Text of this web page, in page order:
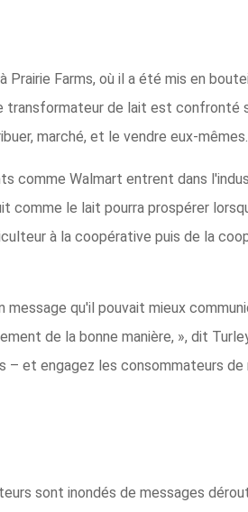
Prairie Farms, où il a été mis en
de lait est confronté
marché, et le vendre eux-
comme Walmart entrent dans
comme le lait pourra prospérer
à la coopérative puis de la
qu'il pouvait mieux
de la bonne manière, », dit
– et engagez les consommateurs
sont inondés de messages